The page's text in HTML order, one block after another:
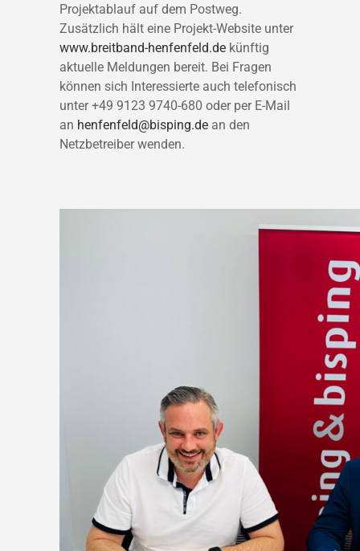
Projektablauf auf dem Postweg.
Zusätzlich hält eine Projekt-Website unter
www.breitband-henfenfeld.de künftig
aktuelle Meldungen bereit. Bei Fragen
können sich Interessierte auch telefonisch
unter +49 9123 9740-680 oder per E-Mail
an henfenfeld@bisping.de an den
Netzbetreiber wenden.